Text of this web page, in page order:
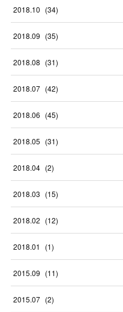
2018.10 (34)
2018.09 (35)
2018.08 (31)
2018.07 (42)
2018.06 (45)
2018.05 (31)
2018.04 (2)
2018.03 (15)
2018.02 (12)
2018.01 (1)
2015.09 (11)
2015.07 (2)